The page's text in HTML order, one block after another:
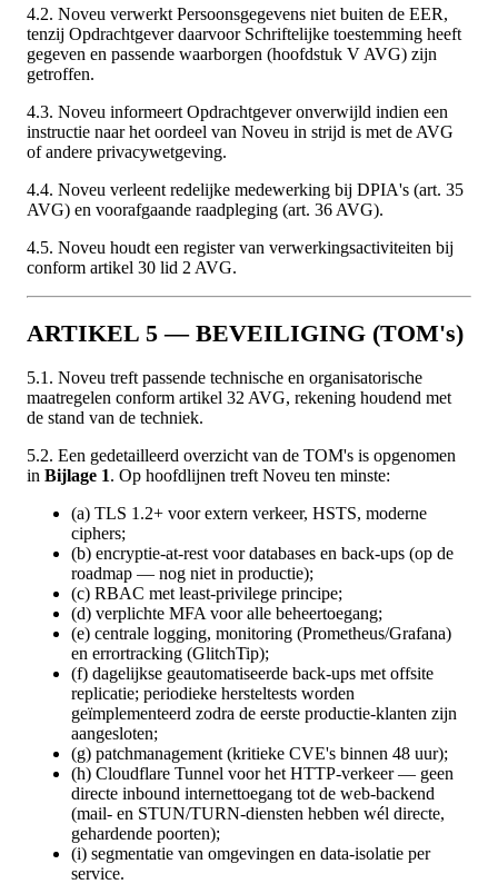
4.2. Noveu verwerkt Persoonsgegevens niet buiten de EER,
tenzij Opdrachtgever daarvoor Schriftelijke toestemming heeft
gegeven en passende waarborgen (hoofdstuk V AVG) zijn
getroffen.
4.3. Noveu informeert Opdrachtgever onverwijld indien een
instructie naar het oordeel van Noveu in strijd is met de AVG
of andere privacywetgeving.
4.4. Noveu verleent redelijke medewerking bij DPIA's (art. 35
AVG) en voorafgaande raadpleging (art. 36 AVG).
4.5. Noveu houdt een register van verwerkingsactiviteiten bij
conform artikel 30 lid 2 AVG.
ARTIKEL 5 — BEVEILIGING (TOM's)
5.1. Noveu treft passende technische en organisatorische
maatregelen conform artikel 32 AVG, rekening houdend met
de stand van de techniek.
5.2. Een gedetailleerd overzicht van de TOM's is opgenomen
in Bijlage 1. Op hoofdlijnen treft Noveu ten minste:
(a) TLS 1.2+ voor extern verkeer, HSTS, moderne
ciphers;
(b) encryptie-at-rest voor databases en back-ups (op de
roadmap — nog niet in productie);
(c) RBAC met least-privilege principe;
(d) verplichte MFA voor alle beheertoegang;
(e) centrale logging, monitoring (Prometheus/Grafana)
en errortracking (GlitchTip);
(f) dagelijkse geautomatiseerde back-ups met offsite
replicatie; periodieke hersteltests worden
geïmplementeerd zodra de eerste productie-klanten zijn
aangesloten;
(g) patchmanagement (kritieke CVE's binnen 48 uur);
(h) Cloudflare Tunnel voor het HTTP-verkeer — geen
directe inbound internettoegang tot de web-backend
(mail- en STUN/TURN-diensten hebben wél directe,
gehardende poorten);
(i) segmentatie van omgevingen en data-isolatie per
service.